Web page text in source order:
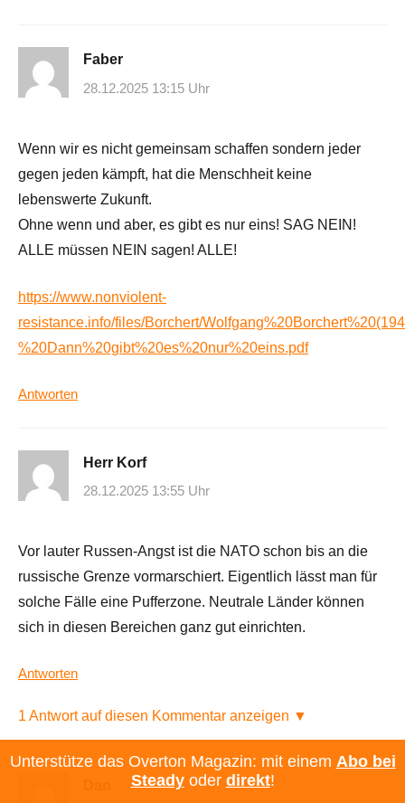
Faber
28.12.2025 13:15 Uhr
Wenn wir es nicht gemeinsam schaffen sondern jeder
gegen jeden kämpft, hat die Menschheit keine
lebenswerte Zukunft.
Ohne wenn und aber, es gibt es nur eins! SAG NEIN!
ALLE müssen NEIN sagen! ALLE!
https://www.nonviolent-
resistance.info/files/Borchert/
%20Dann%20gibt%20es%20nur%20eins.pdf
Antworten
Herr Korf
28.12.2025 13:55 Uhr
Vor lauter Russen-Angst ist die NATO schon bis an die
russische Grenze vormarschiert. Eigentlich lässt man für
solche Fälle eine Pufferzone. Neutrale Länder können
sich in diesen Bereichen ganz gut einrichten.
Antworten
1 Antwort auf diesen Kommentar anzeigen ▼
Unterstütze das Overton Magazin: mit einem Abo bei
Steadyoder direkt!